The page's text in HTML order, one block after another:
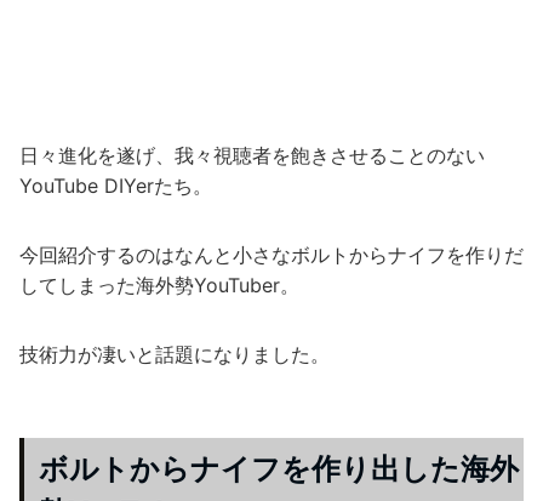
日々進化を遂げ、我々視聴者を飽きさせることのない
YouTube DIYerたち。
今回紹介するのはなんと小さなボルトからナイフを作りだ
してしまった海外勢YouTuber。
技術力が凄いと話題になりました。
ボルトからナイフを作り出した海外